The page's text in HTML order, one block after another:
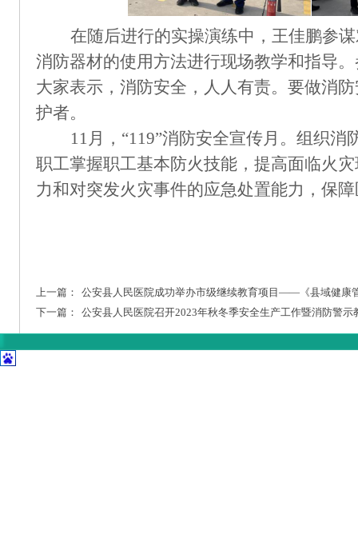
在随后进行的实操演练中， 王佳鹏参
消防器材的使用方法进行现场教学和指导
大家表示，消防安全，人人有责。要做消
护者。
11月， “119”消防安全宣传月 。组织消
职工掌握职工基本防火技能， 提高面临火
力和对突发火灾事件的应急处置能力 ，保
上一篇：
公安县人民医院成功举办市级继续教育项目——《县域健康
下一篇：
公安县人民医院召开2023年秋冬季安全生产工作暨消防警示